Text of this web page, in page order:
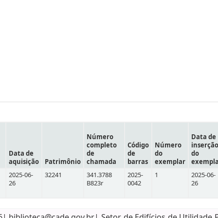
Data de
aquisição
Patrimônio
Número
completo
de
chamada
Código
de
barras
Número
do
exemplar
Data de
inserção
do
2025-06-
26
32241
341.3788
B823r
2025-
0042
1
2025-06-
26